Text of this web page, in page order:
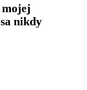
mojej
nikdy